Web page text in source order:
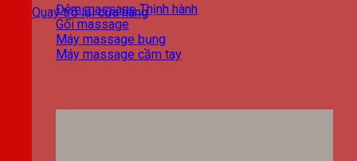
Quay trở lại cửa hàng
Đệm massage
Gối massage
Máy massage bụng
Máy massage cầm tay